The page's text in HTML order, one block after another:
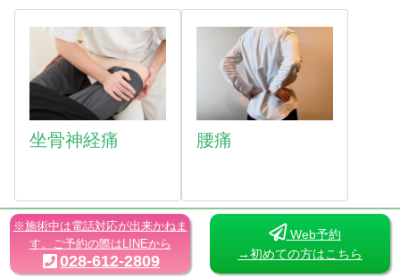
坐骨神経痛 腰痛
※施術中は電話対応が出来かねま
す。ご予約の際はLINEから
028-612-2809
Web予約
→初めての方はこちら